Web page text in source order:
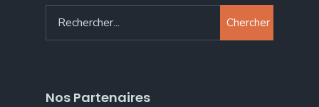
Chercher
Nos Partenaires